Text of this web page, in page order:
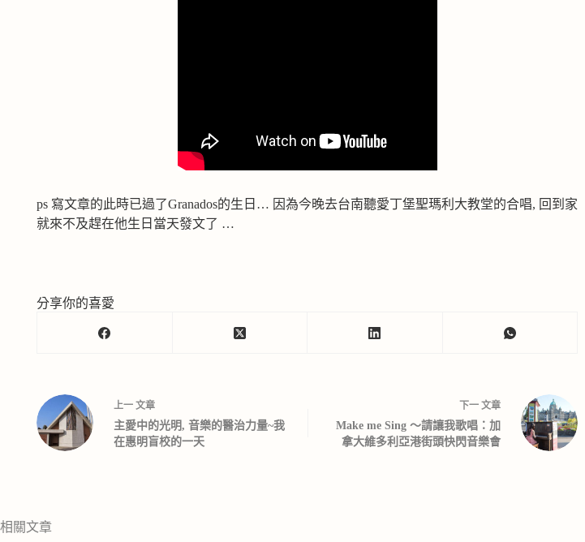
ps 寫文章的此時已過了Granados的生日… 因為今晚去台南聽愛丁堡聖瑪利大教堂的合唱, 回到家
就來不及趕在他生日當天發文了 …
分享你的喜愛
上一 文章
主愛中的光明, 音樂的醫治力量~我
在惠明盲校的一天
下一文章
Make me Sing ～請讓我歌唱：加
拿大維多利亞港街頭快閃音樂會
相關文章